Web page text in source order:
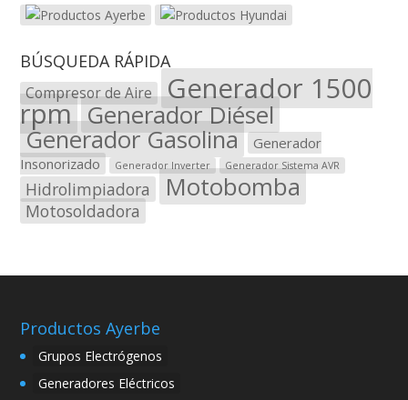
BÚSQUEDA RÁPIDA
Compresor de Aire Generador 1500
rpm Generador Diésel
Generador Gasolina
Generador
Insonorizado
Generador Inverter Generador Sistema AVR
Hidrolimpiadora Motobomba
Motosoldadora
Productos Ayerbe
Grupos Electrógenos
Generadores Eléctricos